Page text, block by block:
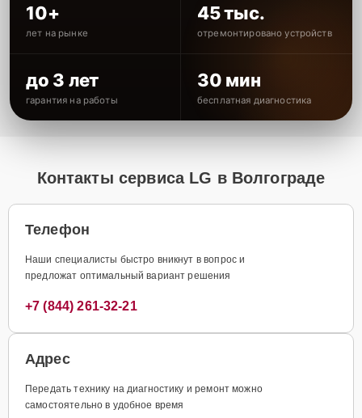
10+
лет на рынке
45 тыс.
отремонтировано устройств
до 3 лет
гарантия на работы
30 мин
бесплатная диагностика
Контакты сервиса LG в Волгограде
Телефон
Наши специалисты быстро вникнут в вопрос и
предложат оптимальный вариант решения
+7 (844) 261-32-21
Адрес
Передать технику на диагностику и ремонт можно
самостоятельно в удобное время